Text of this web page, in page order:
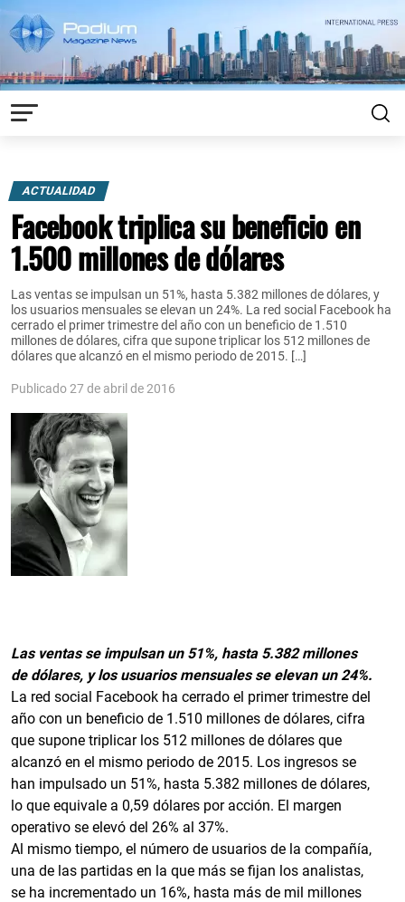
ACTUALIDAD
Facebook triplica su beneficio en
1.500 millones de dólares
Las ventas se impulsan un 51%, hasta 5.382 millones de dólares, y
los usuarios mensuales se elevan un 24%. La red social Facebook ha
cerrado el primer trimestre del año con un beneficio de 1.510
millones de dólares, cifra que supone triplicar los 512 millones de
dólares que alcanzó en el mismo periodo de 2015. […]
Publicado 27 de abril de 2016
Las ventas se impulsan un 51%, hasta 5.382 millones
de dólares, y los usuarios mensuales se elevan un 24%.
La red social Facebook ha cerrado el primer trimestre del
año con un beneficio de 1.510 millones de dólares, cifra
que supone triplicar los 512 millones de dólares que
alcanzó en el mismo periodo de 2015. Los ingresos se
han impulsado un 51%, hasta 5.382 millones de dólares,
lo que equivale a 0,59 dólares por acción. El margen
operativo se elevó del 26% al 37%.
Al mismo tiempo, el número de usuarios de la compañía,
una de las partidas en la que más se fijan los analistas,
se ha incrementado un 16%, hasta más de mil millones